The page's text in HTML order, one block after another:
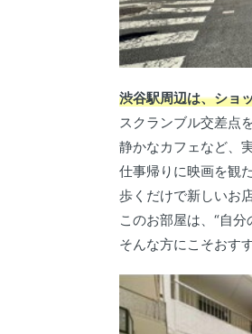
渋谷駅周辺は、ショ
スクランブル交差点
静かなカフェなど、
仕事帰りに映画を観
歩くだけで新しいお
このお部屋は、“自
そんな方にこそおす